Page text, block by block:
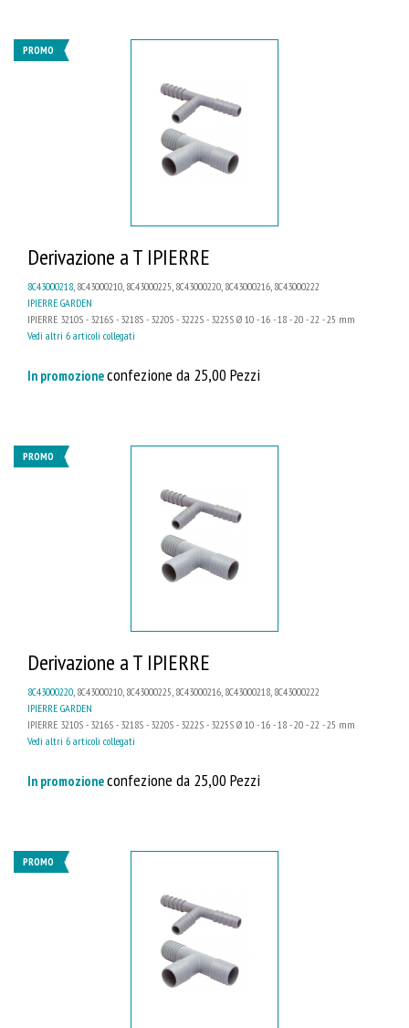
PROMO
Derivazione a T IPIERRE
8C43000218 , 8C43000210, 8C43000225, 8C43000220, 8C43000216, 8C43000222
IPIERRE GARDEN
IPIERRE 3210S - 3216S - 3218S - 3220S - 3222S - 3225S Ø 10 - 16 - 18 - 20 - 22 - 25 mm
Vedi altri 6 articoli collegati
In promozioneconfezione da 25,00 Pezzi
PROMO
Derivazione a T IPIERRE
8C43000220, 8C43000210, 8C43000225, 8C43000216, 8C43000218, 8C43000222
IPIERRE GARDEN
IPIERRE 3210S - 3216S - 3218S - 3220S - 3222S - 3225S Ø 10 - 16 - 18 - 20 - 22 - 25 mm
Vedi altri 6 articoli collegati
In promozioneconfezione da 25,00 Pezzi
PROMO